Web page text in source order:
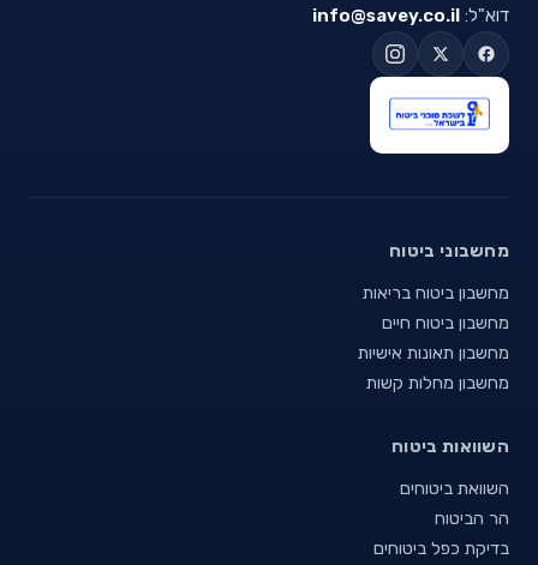
דוא"ל: info@savey.co.il
מחשבוני ביטוח
מחשבון ביטוח בריאות
מחשבון ביטוח חיים
מחשבון תאונות אישיות
מחשבון מחלות קשות
השוואות ביטוח
השוואת ביטוחים
הר הביטוח
בדיקת כפל ביטוחים